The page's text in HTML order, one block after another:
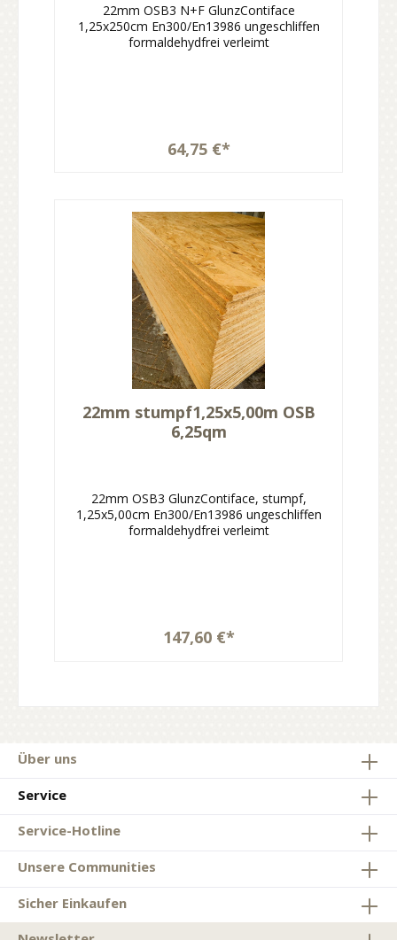
22mm OSB3 N+F GlunzContiface
1,25x250cm En300/En13986 ungeschliffen
formaldehydfrei verleimt
64,75 €*
22mm stumpf1,25x5,00m OSB
6,25qm
22mm OSB3 GlunzContiface, stumpf,
1,25x5,00cm En300/En13986 ungeschliffen
formaldehydfrei verleimt
147,60 €*
Über uns
Service
Service-Hotline
Unsere Communities
Sicher Einkaufen